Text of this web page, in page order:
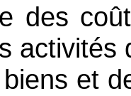
des
activités
et